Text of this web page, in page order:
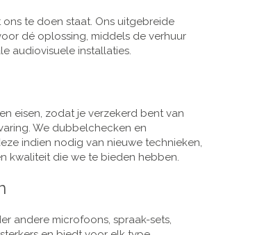
te doen staat. Ons uitgebreide
dé oplossing, middels de verhuur
audiovisuele installaties.
eisen, zodat je verzekerd bent van
We dubbelchecken en
indien nodig van nieuwe technieken,
kwaliteit die we te bieden hebben.
andere microfoons, spraak-sets,